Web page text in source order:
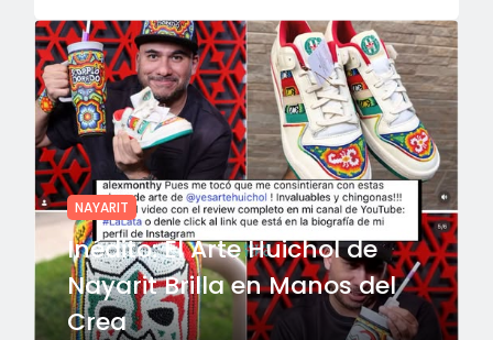
NAYARIT
Inédito: El Arte Huichol de
Nayarit Brilla en Manos del
Crea